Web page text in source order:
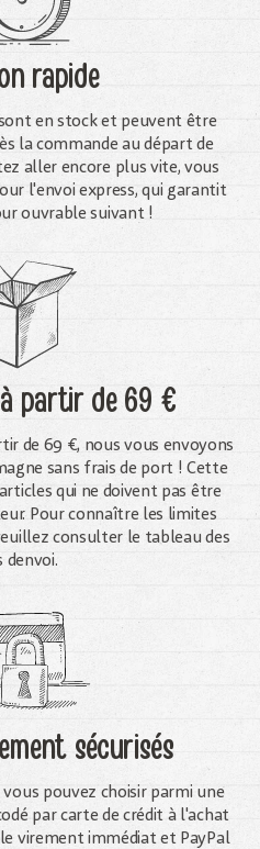
rapide
en stock et peuvent être
la commande au départ de
aller encore plus vite, vous
l'envoi express, qui garantit
ouvrable suivant !
à partir de 69 €
de 69 €, nous vous envoyons
sans frais de port ! Cette
qui ne doivent pas être
Pour connaître les limites
consulter le tableau des
denvoi.
sécurisés
pouvez choisir parmi une
par carte de crédit à l'achat
virement immédiat et PayPal